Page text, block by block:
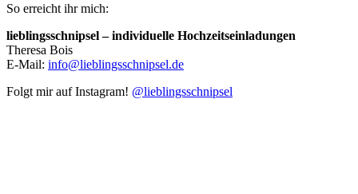
So erreicht ihr mich:
lieblingsschnipsel – individuelle Hochzeitseinladungen
Theresa Bois
E-Mail: info@lieblingsschnipsel.de
Folgt mir auf Instagram! @lieblingsschnipsel